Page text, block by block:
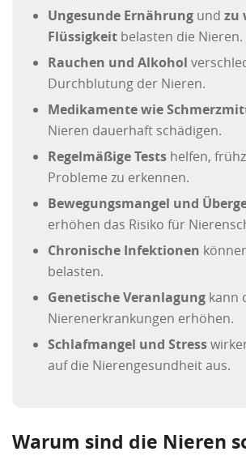
Ungesunde Ernährung und zu
Flüssigkeit belasten die Nieren.
Rauchen und Alkohol
Durchblutung der Nieren.
Medikamente wie
Nieren dauerhaft schädigen.
Regelmäßige Tests helfen,
Probleme zu erkennen.
Bewegungsmangel und
erhöhen das Risiko für
Chronische Infektionen
belasten.
Genetische Veranlagung kann
Nierenerkrankungen erhöhen.
Schlafmangel und Stress
auf die Nierengesundheit aus.
Warum sind die Nieren